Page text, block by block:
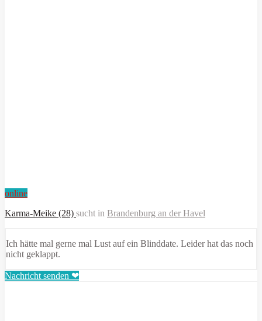
online
Karma-Meike (28) sucht in Brandenburg an der Havel
Ich hätte mal gerne mal Lust auf ein Blinddate. Leider hat das noch
nicht geklappt.
Nachricht senden ❤